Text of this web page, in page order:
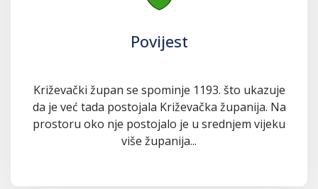
Povijest
Križevački župan se spominje 1193. što ukazuje
da je već tada postojala Križevačka županija. Na
prostoru oko nje postojalo je u srednjem vijeku
više županija...